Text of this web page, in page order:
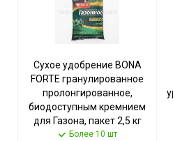
Сухое удобрение BONA
FORTE гранулированное
пролонгированное,
биодоступным кремнием
для Газона, пакет 2,5 кг
арт. BF23010101 [10]
Более 10 шт